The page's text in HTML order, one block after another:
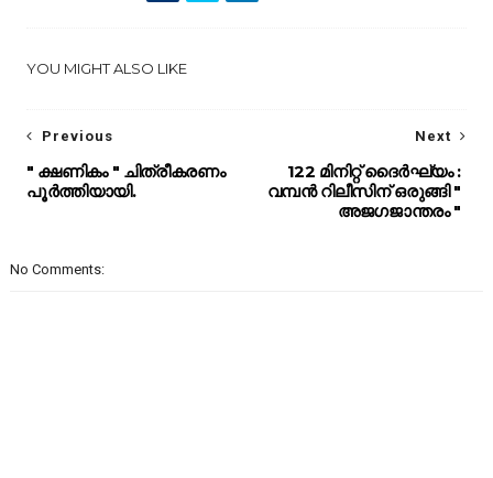
YOU MIGHT ALSO LIKE
Next
122 മിനിറ്റ് ദൈർഘ്യം :
വമ്പൻ റിലീസിന് ഒരുങ്ങി "
അജഗജാന്തരം "
Previous
" ക്ഷണികം " ചിത്രീകരണം
പൂർത്തിയായി.
No Comments: